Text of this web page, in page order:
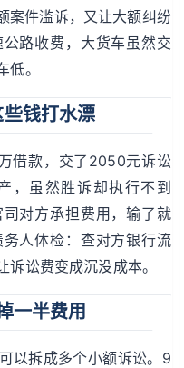
案件滥诉，又让大额纠纷
路收费，大货车虽然交
。
钱打水漂
借款，交了2050元诉讼
，虽然胜诉却执行不到
对方承担费用，输了就
人体检：查对方银行流
讼费变成沉没成本。
一半费用
以拆成多个小额诉讼。9